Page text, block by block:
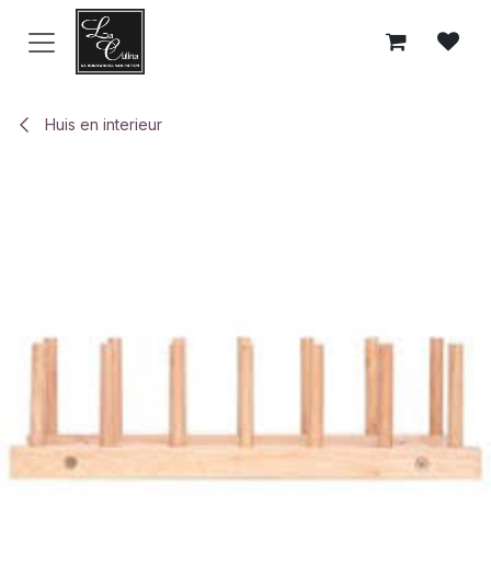
Overslaan naar inhoud
Huis en interieur